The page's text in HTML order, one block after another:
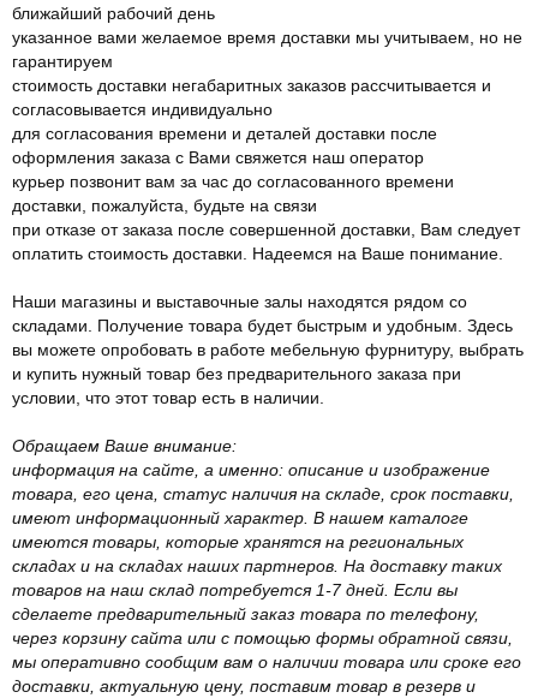
ближайший рабочий день
указанное вами желаемое время доставки мы учитываем, но не
гарантируем
стоимость доставки негабаритных заказов рассчитывается и
согласовывается индивидуально
для согласования времени и деталей доставки после
оформления заказа с Вами свяжется наш оператор
курьер позвонит вам за час до согласованного времени
доставки, пожалуйста, будьте на связи
при отказе от заказа после совершенной доставки, Вам следует
оплатить стоимость доставки. Надеемся на Ваше понимание.
Наши магазины и выставочные залы находятся рядом со
складами. Получение товара будет быстрым и удобным. Здесь
вы можете опробовать в работе мебельную фурнитуру, выбрать
и купить нужный товар без предварительного заказа при
условии, что этот товар есть в наличии.
Обращаем Ваше внимание:
информация на сайте, а именно: описание и изображение
товара, его цена, статус наличия на складе, срок поставки,
имеют информационный характер. В нашем каталоге
имеются товары, которые хранятся на региональных
складах и на складах наших партнеров. На доставку таких
товаров на наш склад потребуется 1-7 дней. Если вы
сделаете предварительный заказ товара по телефону,
через корзину сайта или с помощью формы обратной связи,
мы оперативно сообщим вам о наличии товара или сроке его
доставки, актуальную цену, поставим товар в резерв и